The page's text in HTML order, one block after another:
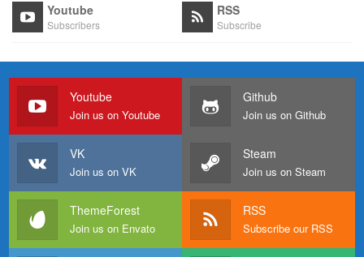
Youtube
Subscribers
RSS
Subscribe
Youtube
Join us on Youtube
Github
Join us on Github
VK
Join us on VK
Steam
Join us on Steam
ThemeForest
Join us on Envato
RSS
Subscribe our RSS